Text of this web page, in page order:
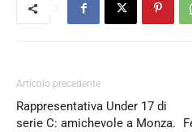
Articolo precedente
Rappresentativa Under 17 di
serie C: amichevole a Monza.